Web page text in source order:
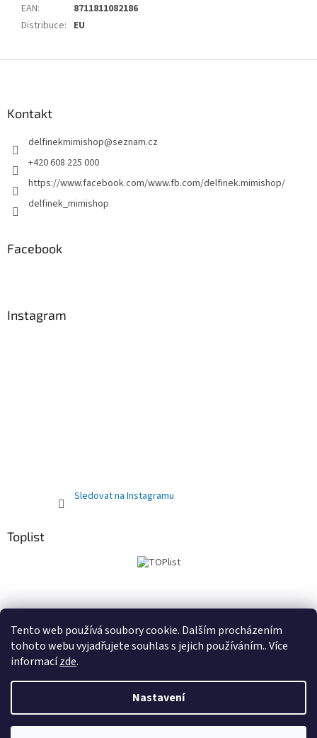
Tento web používá soubory cookie. Dalším procházením
tohoto webu vyjadřujete souhlas s jejich používáním.. Více
informacízde.
Nastavení
EAN:
8711811082186
Distribuce: EU
Kontakt
delfinekmimishop@seznam.cz
+420 608 225 000
https://www.facebook.com/www.fb.com/delfinek.mimishop/
delfinek_mimishop
Facebook
Instagram
Sledovat na Instagramu
Toplist
Copyright 2026Kočárky autosedačky Delfínek Olomouc.